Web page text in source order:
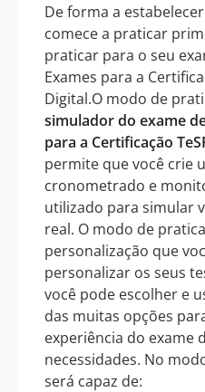
De forma a
comece a praticar
praticar para o seu
Exames para a
Digital.O modo de
simulador do exame
para a Certificação
permite que você crie
cronometrado e
utilizado para simular
real. O modo de
personalização que
personalizar os seus
você pode escolher e
das muitas opções
experiência do exame
necessidades. No
será capaz de: